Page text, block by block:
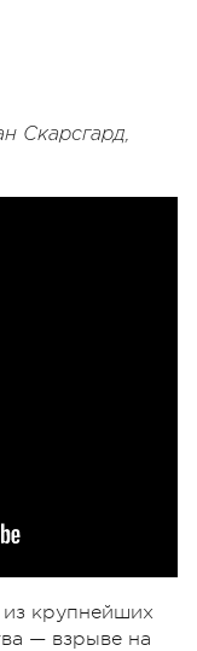
Скарсгард,
крупнейших
— взрыве на